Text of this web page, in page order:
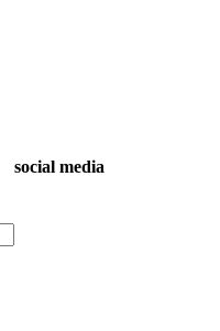
social media